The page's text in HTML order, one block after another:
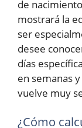
de
mostrará la
ser
desee
días
en semanas
vuelve muy
¿Cómo